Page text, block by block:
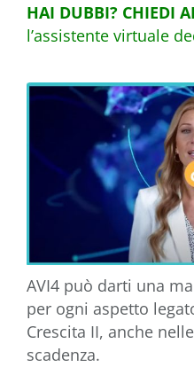
HAI DUBBI? CHIEDI
l’assistente virtuale
AVI4 può darti una
per ogni aspetto
Crescita II, anche
scadenza.